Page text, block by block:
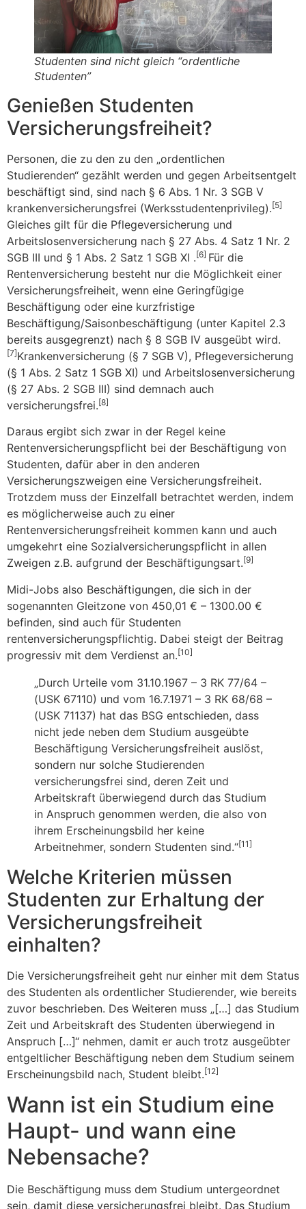
Studenten sind nicht gleich “ordentliche
Studenten”
Genießen Studenten
Versicherungsfreiheit?
Personen, die zu den zu den „ordentlichen
Studierenden“ gezählt werden und gegen Arbeitsentgelt
beschäftigt sind, sind nach § 6 Abs. 1 Nr. 3 SGB V
krankenversicherungsfrei (Werksstudentenprivileg).[5]
Gleiches gilt für die Pflegeversicherung und
Arbeitslosenversicherung nach § 27 Abs. 4 Satz 1 Nr. 2
SGB III und § 1 Abs. 2 Satz 1 SGB XI .[6] Für die
Rentenversicherung besteht nur die Möglichkeit einer
Versicherungsfreiheit, wenn eine Geringfügige
Beschäftigung oder eine kurzfristige
Beschäftigung/Saisonbeschäftigung (unter Kapitel 2.3
bereits ausgegrenzt) nach § 8 SGB IV ausgeübt wird.
[7]Krankenversicherung (§ 7 SGB V), Pflegeversicherung
(§ 1 Abs. 2 Satz 1 SGB XI) und Arbeitslosenversicherung
(§ 27 Abs. 2 SGB III) sind demnach auch
versicherungsfrei.[8]
Daraus ergibt sich zwar in der Regel keine
Rentenversicherungspflicht bei der Beschäftigung von
Studenten, dafür aber in den anderen
Versicherungszweigen eine Versicherungsfreiheit.
Trotzdem muss der Einzelfall betrachtet werden, indem
es möglicherweise auch zu einer
Rentenversicherungsfreiheit kommen kann und auch
umgekehrt eine Sozialversicherungspflicht in allen
Zweigen z.B. aufgrund der Beschäftigungsart.[9]
Midi-Jobs also Beschäftigungen, die sich in der
sogenannten Gleitzone von 450,01 € – 1300.00 €
befinden, sind auch für Studenten
rentenversicherungspflichtig. Dabei steigt der Beitrag
progressiv mit dem Verdienst an.[10]
„Durch Urteile vom 31.10.1967 – 3 RK 77/64 –
(USK 67110) und vom 16.7.1971 – 3 RK 68/68 –
(USK 71137) hat das BSG entschieden, dass
nicht jede neben dem Studium ausgeübte
Beschäftigung Versicherungsfreiheit auslöst,
sondern nur solche Studierenden
versicherungsfrei sind, deren Zeit und
Arbeitskraft überwiegend durch das Studium
in Anspruch genommen werden, die also von
ihrem Erscheinungsbild her keine
Arbeitnehmer, sondern Studenten sind.“[11]
Welche Kriterien müssen
Studenten zur Erhaltung der
Versicherungsfreiheit
einhalten?
Die Versicherungsfreiheit geht nur einher mit dem Status
des Studenten als ordentlicher Studierender, wie bereits
zuvor beschrieben. Des Weiteren muss „[…] das Studium
Zeit und Arbeitskraft des Studenten überwiegend in
Anspruch […]“ nehmen, damit er auch trotz ausgeübter
entgeltlicher Beschäftigung neben dem Studium seinem
Erscheinungsbild nach, Student bleibt.[12]
Wann ist ein Studium eine
Haupt- und wann eine
Nebensache?
Die Beschäftigung muss dem Studium untergeordnet
sein, damit diese versicherungsfrei bleibt. Das Studium